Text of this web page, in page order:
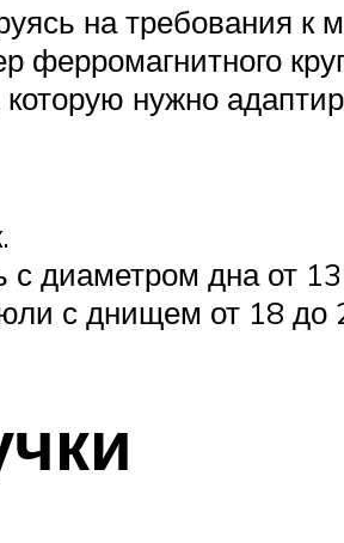
на требования
ферромагнитного
нужно
диаметром дна от
с днищем от 18 до